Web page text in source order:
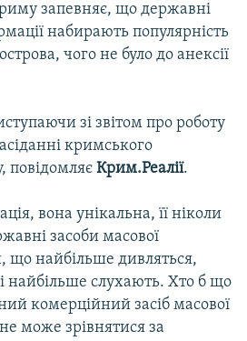
запевняє, що державні
набирають популярність
чого не було до анексії
зі звітом про роботу
кримського
повідомляє Крим.Реалії.
вона унікальна, її ніколи
засоби масової
що найбільше дивляться,
найбільше слухають. Хто б що
комерційний засіб масової
може зрівнятися за